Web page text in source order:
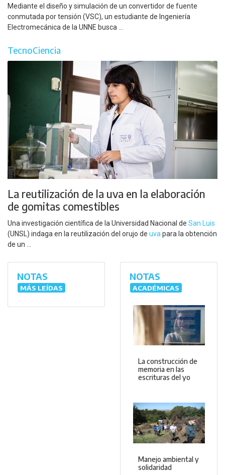
Mediante el diseño y simulación de un convertidor de fuente
conmutada por tensión (VSC), un estudiante de Ingeniería
Electromecánica de la UNNE busca ...
TecnoCiencia
La reutilización de la uva en la elaboración
de gomitas comestibles
Una investigación científica de la Universidad Nacional de San Luis
(UNSL) indaga en la reutilización del orujo de uva para la obtención
de un ...
NOTAS
MÁS LEÍDAS
NOTAS
ACADÉMICAS
La construcción de
memoria en las
escrituras del yo
Manejo ambiental y
solidaridad